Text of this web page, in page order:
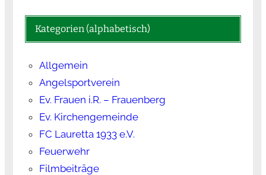
Kategorien (alphabetisch)
Allgemein
Angelsportverein
Ev. Frauen i.R. – Frauenberg
Ev. Kirchengemeinde
FC Lauretta 1933 e.V.
Feuerwehr
Filmbeiträge